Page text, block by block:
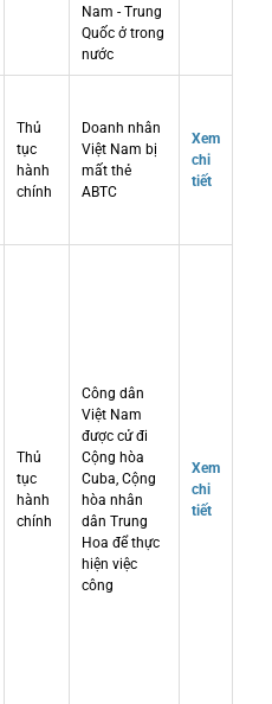
Nam - Trung
Quốc ở trong
nước
Thủ
tục
hành
chính
Doanh nhân
Việt Nam bị
mất thẻ
ABTC
Xem
chi
tiết
Thủ
tục
hành
chính
Công dân
Việt Nam
được cử đi
Cộng hòa
Cuba, Cộng
hòa nhân
dân Trung
Hoa để thực
hiện việc
công
Xem
chi
tiết